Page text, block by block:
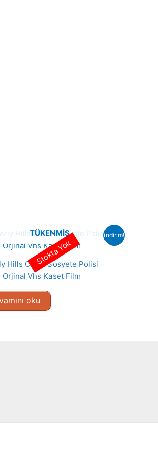
indirim!
TÜKENMIŞ
Hills Cop – Sosyete Polisi
Orjinal Vhs Kaset Film
oku
Stokta Yok